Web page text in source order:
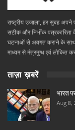
राष्ट्रीय उजाला, हर सुबह
सटीक और निभींक पत्रकारिता
घटनाओं से अवगत कराने के साथ
माध्यम से मंत्रमुग्ध एवं लोकित
ताज़ा ख़बरें
भारत
Aug 8,